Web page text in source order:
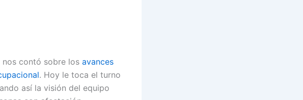
nos contó sobre los avances
. Hoy le toca el turno
así la visión del equipo